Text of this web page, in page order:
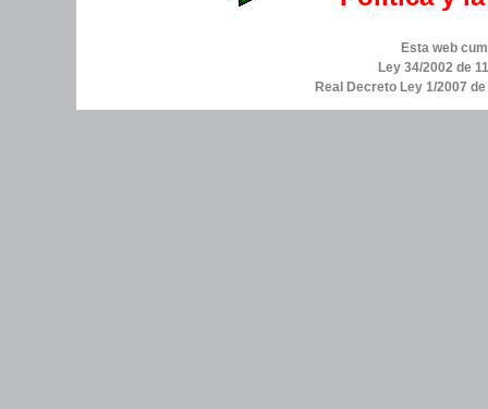
Esta web
Ley 34/2002 de
Real Decreto Ley 1/2007